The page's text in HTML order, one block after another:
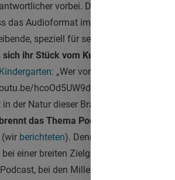
vorbei. Das Angebot an
das Audioformat im Marketing mehr
speziell für seine Podcast-
ihr Stück vom Kuchen sichern.
: „Wer vorne mitspielen will,
hcoOd5UW9dA Healthcare hat
der Natur dieser Branche; sie ist
das Thema Podcast auch hier
(wir berichteten). Denn das Format bietet
einer breiten Zielgruppe. Laut Statista
bei den Millennials schalteten